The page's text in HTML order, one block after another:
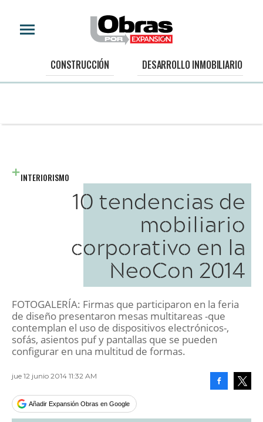
CONSTRUCCIÓN DESARROLLO INMOBILIARIO
INTERIORISMO
10 tendencias de
mobiliario
corporativo en la
NeoCon 2014
FOTOGALERÍA: Firmas que participaron en la feria
de diseño presentaron mesas multitareas -que
contemplan el uso de dispositivos electrónicos-,
sofás, asientos puf y pantallas que se pueden
configurar en una multitud de formas.
jue 12 junio 2014 11:32 AM
Añadir Expansión Obras en Google